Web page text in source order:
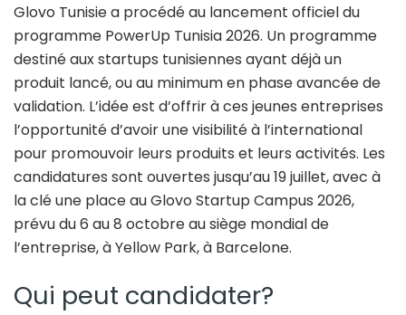
Glovo Tunisie a procédé au lancement officiel du
programme PowerUp Tunisia 2026. Un programme
destiné aux startups tunisiennes ayant déjà un
produit lancé, ou au minimum en phase avancée de
validation. L’idée est d’offrir à ces jeunes entreprises
l’opportunité d’avoir une visibilité à l’international
pour promouvoir leurs produits et leurs activités. Les
candidatures sont ouvertes jusqu’au 19 juillet, avec à
la clé une place au Glovo Startup Campus 2026,
prévu du 6 au 8 octobre au siège mondial de
l’entreprise, à Yellow Park, à Barcelone.
Qui peut candidater?